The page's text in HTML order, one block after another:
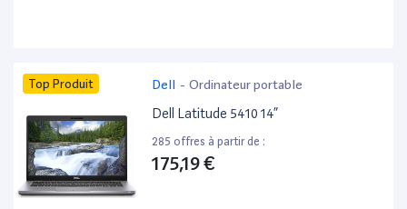
Top Produit Dell - Ordinateur portable
Dell Latitude 5410 14”
285 offres à partir de :
175,19 €